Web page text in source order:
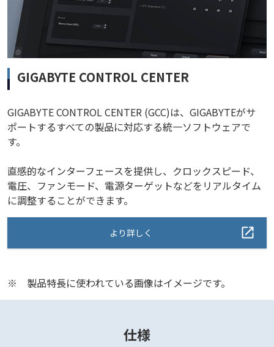
GIGABYTE CONTROL CENTER
GIGABYTE CONTROL CENTER (GCC)は、GIGABYTEがサ
ポートするすべての製品に対応する統一ソフトウェアで
す。
直感的なインターフェースを提供し、クロックスピード、
電圧、ファンモード、電源ターゲットなどをリアルタイム
に調整することができます。
より詳しく
※ 製品特長に使われている画像はイメージです。
仕様